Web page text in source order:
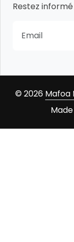
Restez
© 2026 Mafoa